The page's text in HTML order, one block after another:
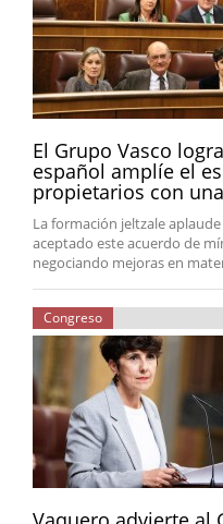
El Grupo Vasco
español amplíe el
propietarios con
La formación jeltzale
aceptado este acuerdo de
negociando mejoras en
Congreso